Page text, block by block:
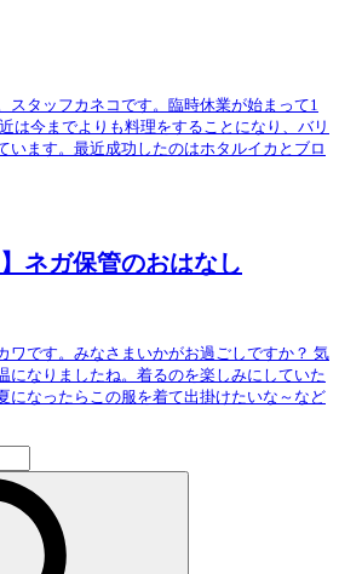
スタッフカネコです。臨時休業が始まって1
は今までよりも料理をすることになり、バリ
います。最近成功したのはホタルイカとブロ
ネガ保管のおはなし
ワです。みなさまいかがお過ごしですか？ 気
になりましたね。着るのを楽しみにしていた
になったらこの服を着て出掛けたいな～など